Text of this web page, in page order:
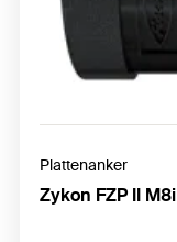
Plattenanker
Zykon FZP II M8i